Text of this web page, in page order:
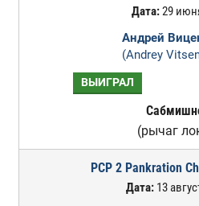
Дата:29
Андрей
(Andrey
ВЫИГРАЛ
(рычаг
PCP 2 Pankration
Дата: 13